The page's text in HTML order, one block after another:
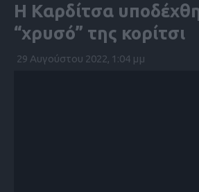
ΑΓΩΝ
Η Καρδίτσα
“χρυσό” της κορίτσι
29 Αυγούστου 2022, 1:04 μμ